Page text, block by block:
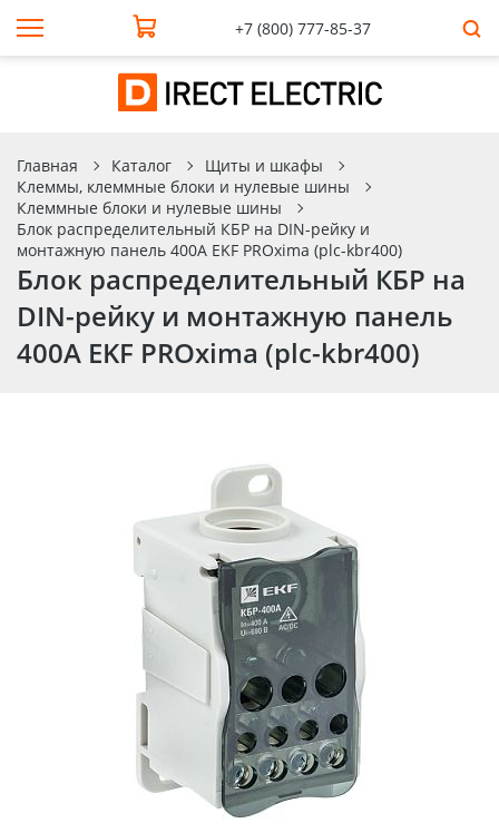
+7 (800) 777-85-37
Главная Каталог
Щиты и шкафы
Клеммы, клеммные блоки и нулевые шины
Клеммные блоки и нулевые шины
Блок распределительный КБР на DIN-рейку и
монтажную панель 400A EKF PROxima (plc-kbr400)
Блок распределительный КБР на
DIN-рейку и монтажную панель
400A EKF PROxima (plc-kbr400)